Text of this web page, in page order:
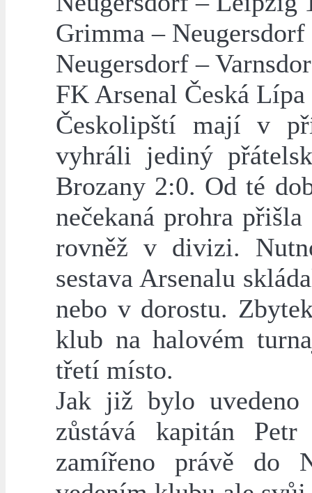
Grimma – Neugersdorf
Neugersdorf –
FK Arsenal Česká Lípa
Českolipští mají v
vyhráli jediný
Brozany 2:0. Od té
nečekaná prohra
rovněž v divizi.
sestava Arsenalu
nebo v dorostu.
klub na halovém
třetí místo.
Jak již bylo
zůstává kapitán
zamířeno právě do